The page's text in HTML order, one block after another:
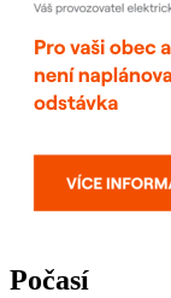
Počasí